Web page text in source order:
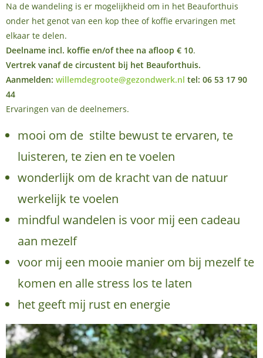
Na de wandeling is er mogelijkheid om in het Beauforthuis
onder het genot van een kop thee of koffie ervaringen met
elkaar te delen.
Deelname incl. koffie en/of thee na afloop € 10.
Vertrek vanaf de circustent bij het Beauforthuis.
Aanmelden: willemdegroote@gezondwerk.nl tel: 06 53 17 90
44
Ervaringen van de deelnemers.
mooi om de stilte bewust te ervaren, te
luisteren, te zien en te voelen
wonderlijk om de kracht van de natuur
werkelijk te voelen
mindful wandelen is voor mij een cadeau
aan mezelf
voor mij een mooie manier om bij mezelf te
komen en alle stress los te laten
het geeft mij rust en energie